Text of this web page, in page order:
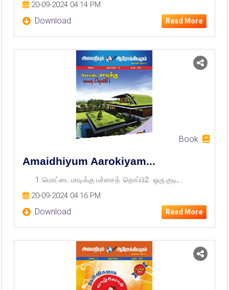
20-09-2024 04:14 PM
Download Read More
Book
Amaidhiyum Aarokiyam...
1. மொட்டை மாடிக்கு பச்சைத் தொப்பி2. ஒரு குடி,...
20-09-2024 04:16 PM
Download Read More